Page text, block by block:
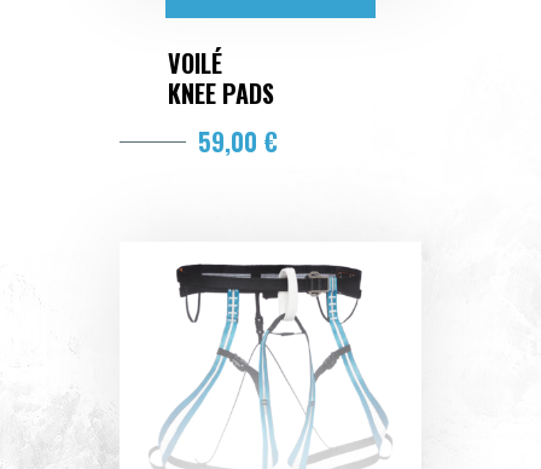
VOILÉ
KNEE PADS
59,00 €